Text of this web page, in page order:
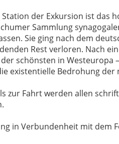
der Exkursion ist das
Sammlung
Sie ging nach dem
Rest verloren. Nach
der schönsten in Westeuropa
existentielle Bedrohung
zur Fahrt werden allen
in Verbundenheit mit dem